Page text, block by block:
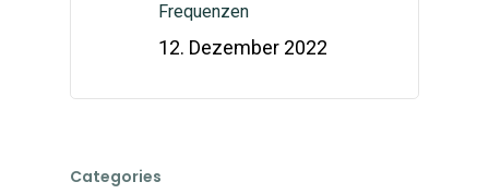
Frequenzen
12. Dezember 2022
Categories